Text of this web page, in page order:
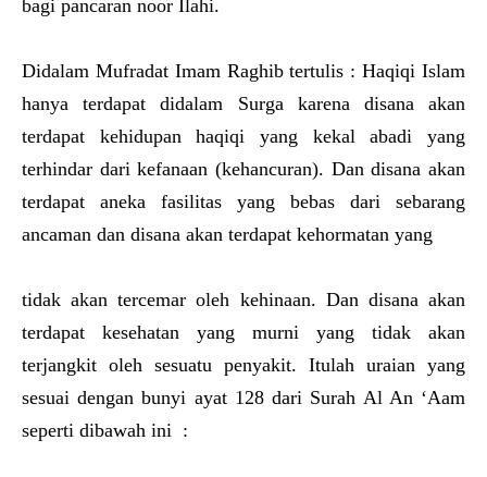
bagi pancaran noor Ilahi.
Didalam Mufradat Imam Raghib tertulis : Haqiqi Islam
hanya terdapat didalam Surga karena disana akan
terdapat kehidupan haqiqi yang kekal abadi yang
terhindar dari kefanaan (kehancuran). Dan disana akan
terdapat aneka fasilitas yang bebas dari sebarang
ancaman dan disana akan terdapat kehormatan yang
tidak akan tercemar oleh kehinaan. Dan disana akan
terdapat kesehatan yang murni yang tidak akan
terjangkit oleh sesuatu penyakit. Itulah uraian yang
sesuai dengan bunyi ayat 128 dari Surah Al An ‘Aam
seperti dibawah ini :